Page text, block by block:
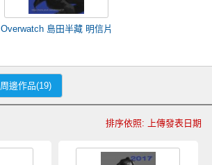
Overwatch 島田半藏 明信片
周邊作品(19)
排序依照: 上傳發表日期